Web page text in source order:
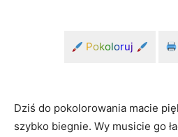
Pokoloruj
Dziś do pokolorowania macie
szybko biegnie. Wy musicie go